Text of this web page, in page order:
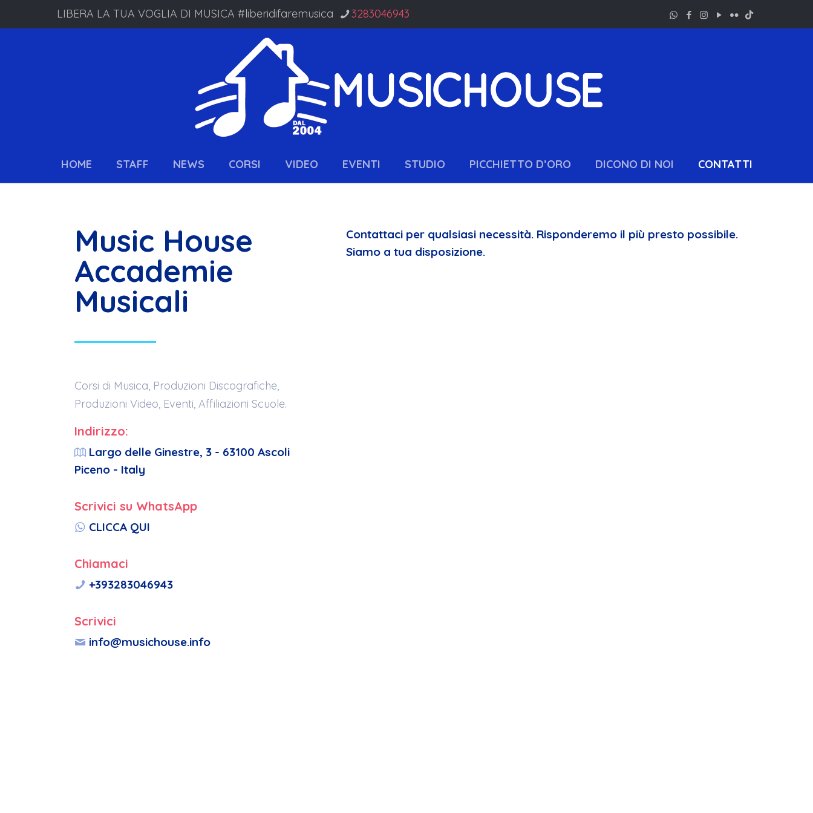
LIBERA LA TUA VOGLIA DI MUSICA #liberidifaremusica 3283046943
HOME STAFF NEWS CORSI VIDEO EVENTI STUDIO PICCHIETTO D’ORO DICONO DI NOI CONTATTI
Music House
Accademie
Musicali
Corsi di Musica, Produzioni Discografiche,
Produzioni Video, Eventi, Affiliazioni Scuole.
Indirizzo:
Largo delle Ginestre, 3 - 63100 Ascoli
Piceno - Italy
Scrivici su WhatsApp
CLICCA QUI
Chiamaci
+393283046943
Scrivici
info@musichouse.info
Contattaci per qualsiasi necessità. Risponderemo il più presto possibile.
Siamo a tua disposizione.